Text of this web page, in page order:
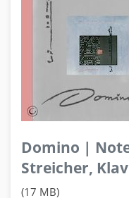
Domino |
Streicher,
(17 MB)